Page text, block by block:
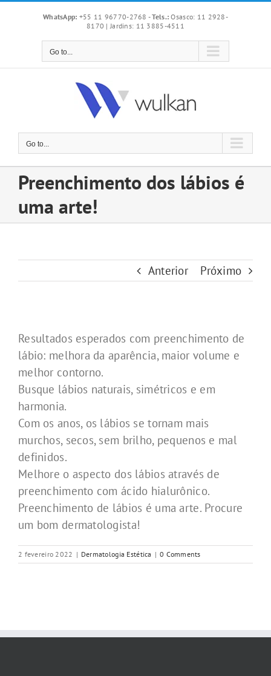
WhatsApp: +55 11 96770-2768 -Tels.: Osasco: 11 2928-
8170 | Jardins: 11 3885-4511
Go to...
Go to...
Preenchimento dos lábios é
uma arte!
Anterior Próximo
Resultados esperados com preenchimento de
lábio: melhora da aparência, maior volume e
melhor contorno.
Busque lábios naturais, simétricos e em
harmonia.
Com os anos, os lábios se tornam mais
murchos, secos, sem brilho, pequenos e mal
definidos.
Melhore o aspecto dos lábios através de
preenchimento com ácido hialurônico.
Preenchimento de lábios é uma arte. Procure
um bom dermatologista!
2 fevereiro 2022 | Dermatologia Estética | 0 Comments